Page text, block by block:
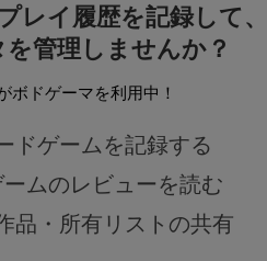
名、テーマ名、メカニクス名を対象にフリーワ
ゲームデザイナー名を指定して検
ゲームデザイナー
世界観や登場人物
テーマ/フレーバー
レイ履歴を記録して、
を管理しませんか？
ボドゲーマを利用中！
ドゲームを記録する
ムのレビューを読む
品・所有リストの共有